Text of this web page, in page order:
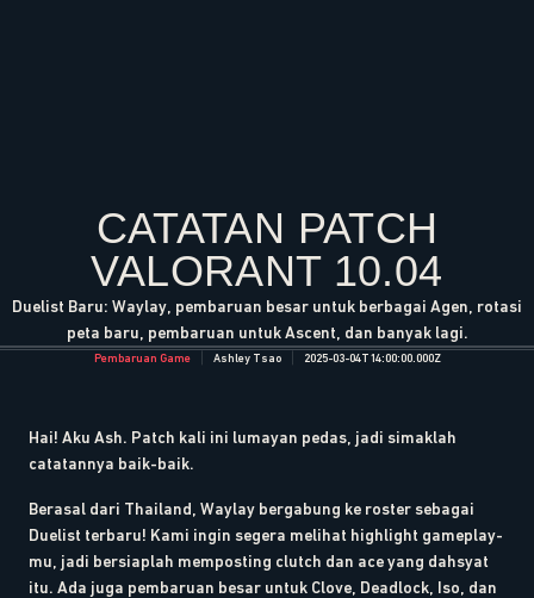
CATATAN PATCH
VALORANT 10.04
Duelist Baru: Waylay, pembaruan besar untuk berbagai Agen, rotasi
peta baru, pembaruan untuk Ascent, dan banyak lagi.
Pembaruan Game Ashley Tsao 2025-03-04T14:00:00.000Z
Hai! Aku Ash. Patch kali ini lumayan pedas, jadi simaklah
catatannya baik-baik.
Berasal dari Thailand, Waylay bergabung ke roster sebagai
Duelist terbaru! Kami ingin segera melihat highlight gameplay-
mu, jadi bersiaplah memposting clutch dan ace yang dahsyat
itu. Ada juga pembaruan besar untuk Clove, Deadlock, Iso, dan